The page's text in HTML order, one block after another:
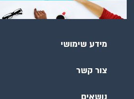
מידע שימושי
צור קשר